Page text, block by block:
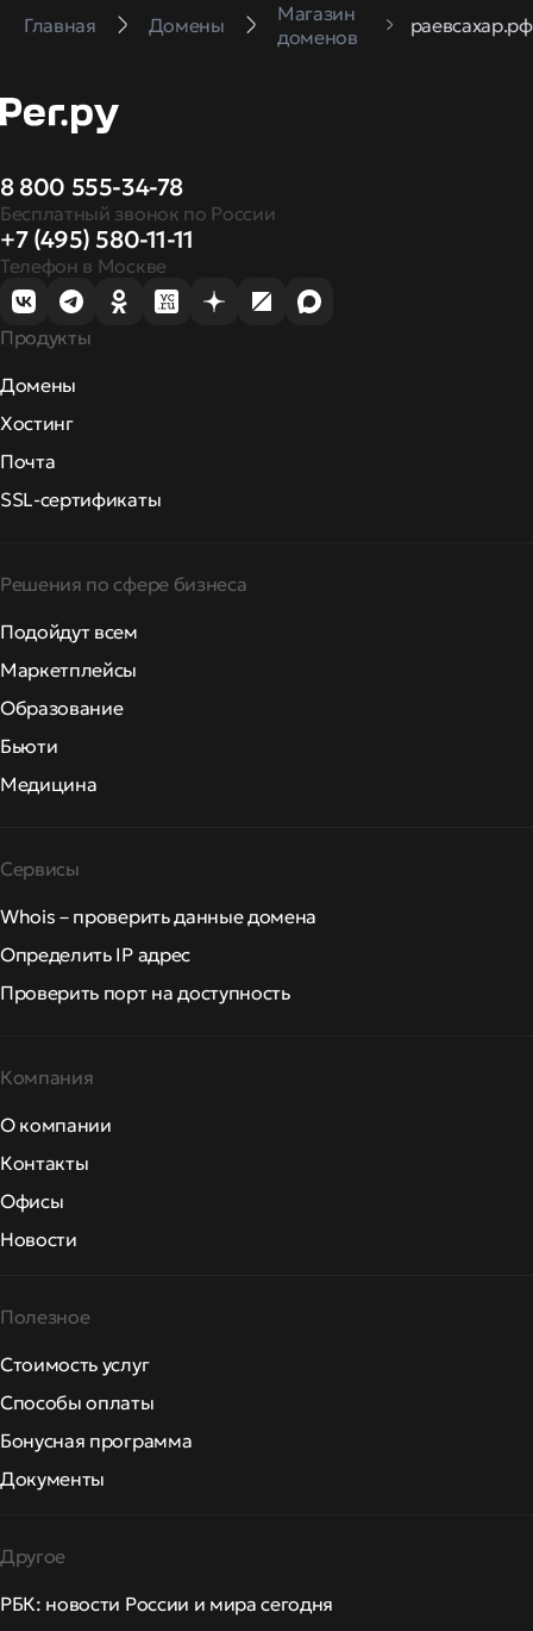
Главная Домены
Магазин
доменов
раевсахар.рф
8 800 555-34-78
Бесплатный звонок по России
+7 (495) 580-11-11
Телефон в Москве
Продукты
Домены
Хостинг
Почта
SSL-сертификаты
Решения по сфере бизнеса
Подойдут всем
Маркетплейсы
Образование
Бьюти
Медицина
Сервисы
Whois – проверить данные домена
Определить IP адрес
Проверить порт на доступность
Компания
О компании
Контакты
Офисы
Новости
Полезное
Стоимость услуг
Способы оплаты
Бонусная программа
Документы
Другое
РБК: новости России и мира сегодня